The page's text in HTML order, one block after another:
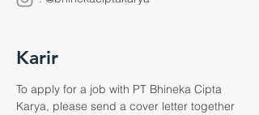
Karir
To apply for a job with PT Bhineka Cipta
Karya, please send a cover letter together